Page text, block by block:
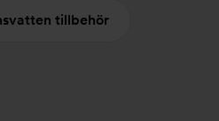
tillbehör